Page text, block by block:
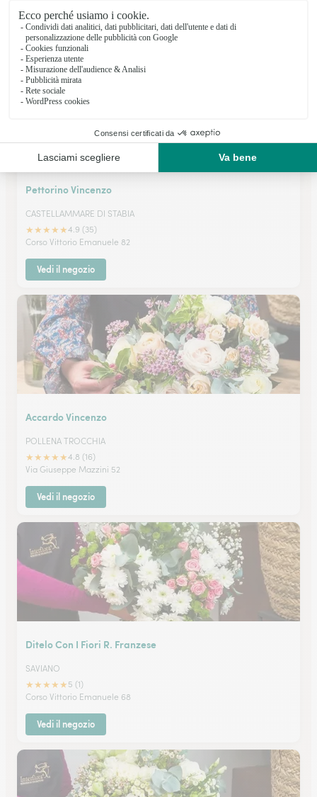
Via D. Colamarino 62
Vedi il negozio
Pettorino Vincenzo
CASTELLAMMARE DI STABIA
★★★★★4.9 (35)
Corso Vittorio Emanuele 82
Vedi il negozio
Accardo Vincenzo
POLLENA TROCCHIA
★★★★★4.8 (16)
Via Giuseppe Mazzini 52
Vedi il negozio
Ditelo Con I Fiori R. Franzese
SAVIANO
★★★★★ 5 (1)
Corso Vittorio Emanuele 68
Vedi il negozio